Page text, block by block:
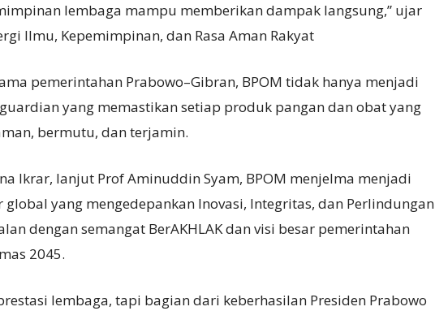
lembaga mampu memberikan dampak langsung,” ujar
Ilmu, Kepemimpinan, dan Rasa Aman Rakyat
pemerintahan Prabowo–Gibran, BPOM tidak hanya menjadi
yang memastikan setiap produk pangan dan obat yang
bermutu, dan terjamin.
Ikrar, lanjut Prof Aminuddin Syam, BPOM menjelma menjadi
yang mengedepankan Inovasi, Integritas, dan Perlindungan
dengan semangat BerAKHLAK dan visi besar pemerintahan
2045.
lembaga, tapi bagian dari keberhasilan Presiden Prabowo